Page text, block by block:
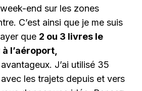
end sur les zones
C’est ainsi que je me suis
que 2 ou 3 livres le
l’aéroport,
J’ai utilisé 35
les trajets depuis et vers